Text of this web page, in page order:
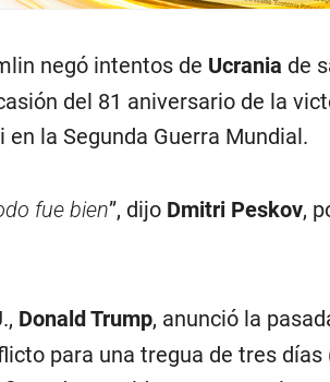
negó intentos de Ucrania de
del 81 aniversario de la
la Segunda Guerra Mundial.
fue bien”, dijo Dmitri Peskov,
Donald Trump, anunció la
para una tregua de tres